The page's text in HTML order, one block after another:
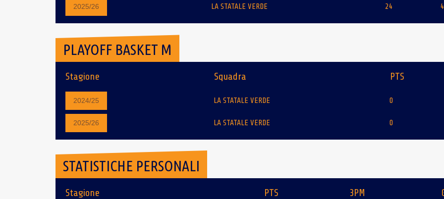
2025/26 LA STATALE VERDE 24 4
PLAYOFF BASKET M
Stagione Squadra PTS
2024/25 LA STATALE VERDE 0
2025/26 LA STATALE VERDE 0
STATISTICHE PERSONALI
Stagione PTS 3PM